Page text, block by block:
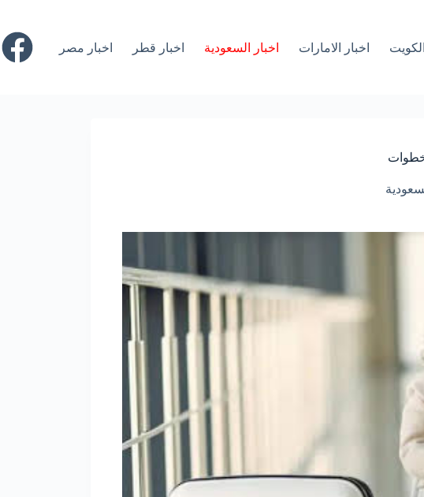
الكويت اخبار الامارات اخبار السعودية اخبار قطر اخبار مصر